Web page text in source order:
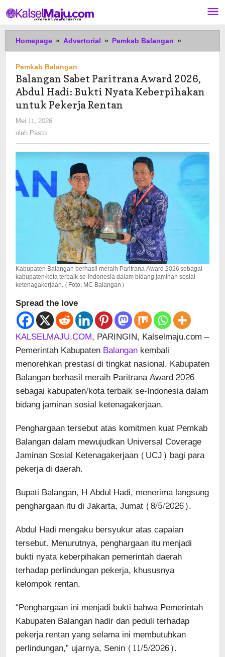
ke
konten
Homepage » Advertorial » Pemkab Balangan »
Sabet
Award
2026,
Abdul
untuk
Pekerja
Rentan
Pemkab Balangan
Balangan Sabet Paritrana Award 2026,
Abdul Hadi: Bukti Nyata Keberpihakan
untuk Pekerja Rentan
Mei 11, 2026
oleh Pasto
Kabupaten Balangan berhasil meraih Paritrana Award 2026 sebagai
kabupaten/kota terbaik se-Indonesia dalam bidang jaminan sosial
ketenagakerjaan. (Foto: MC Balangan)
Spread the love
KALSELMAJU.COM, PARINGIN, Kalselmaju.com –
Pemerintah KabupatenBalangankembali
menorehkan prestasi di tingkat nasional. Kabupaten
Balangan berhasil meraih Paritrana Award 2026
sebagai kabupaten/kota terbaik se-Indonesia dalam
bidang jaminan sosial ketenagakerjaan.
Penghargaan tersebut atas komitmen kuat Pemkab
Balangan dalam mewujudkan Universal Coverage
Jaminan Sosial Ketenagakerjaan (UCJ) bagi para
pekerja di daerah.
Bupati Balangan, H Abdul Hadi, menerima langsung
penghargaan itu di Jakarta, Jumat (8/5/2026).
Abdul Hadi mengaku bersyukur atas capaian
tersebut. Menurutnya, penghargaan itu menjadi
bukti nyata keberpihakan pemerintah daerah
terhadap perlindungan pekerja, khususnya
kelompok rentan.
“Penghargaan ini menjadi bukti bahwa Pemerintah
Kabupaten Balangan hadir dan peduli terhadap
pekerja rentan yang selama ini membutuhkan
perlindungan,” ujarnya, Senin (11/5/2026).